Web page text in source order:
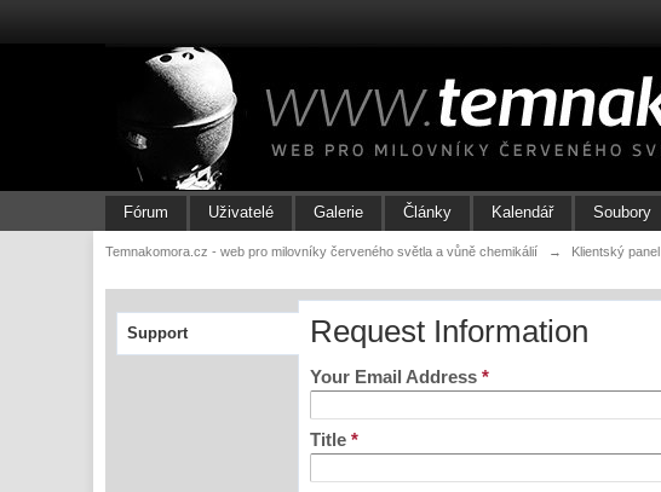
Fórum Uživatelé Galerie Články Kalendář Soubory
Temnakomora.cz - web pro milovníky červeného světla a vůně chemikálií → Klientský panel
Support Request Information
Your Email Address*
Title*